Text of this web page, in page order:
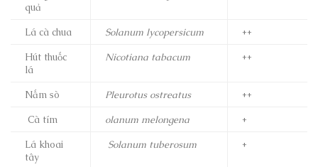
quả
Lá cà chua Solanum lycopersicum
++
Hút thuốc
lá
Nicotiana tabacum ++
Nấm sò Pleurotus ostreatus
++
Cà tím
olanum melongena
+
Lá khoai
tây
Solanum tuberosum +